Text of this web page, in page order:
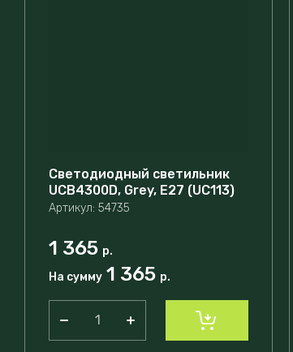
Светодиодный светильник
UCВ4300D, Grey, E27 (UC113)
Артикул: 54735
1 365 р.
На сумму 1 365 р.